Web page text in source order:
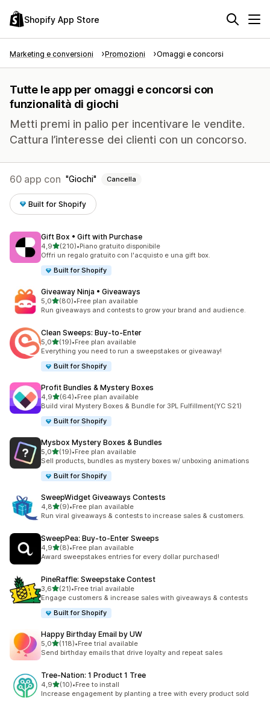
Shopify App Store
Marketing e conversioni Promozioni Omaggi e concorsi
Tutte le app per omaggi e concorsi con
funzionalità di giochi
Metti premi in palio per incentivare le vendite.
Cattura l’interesse dei clienti con un concorso.
60 app con Giochi Cancella
Built for Shopify
Gift Box • Gift with Purchase
4,9stelle su 5
(210)
210 recensioni totali
•Piano gratuito disponibile
Offri un regalo gratuito con l'acquisto e una gift box.
Built for Shopify
Giveaway Ninja • Giveaways
5,0stelle su 5
(80)
80 recensioni totali
•Free plan available
Run giveaways and contests to grow your brand and audience.
Clean Sweeps: Buy‑to‑Enter
5,0stelle su 5
(19)
19 recensioni totali
•Free plan available
Everything you need to run a sweepstakes or giveaway!
Built for Shopify
Profit Bundles & Mystery Boxes
4,9stelle su 5
(64)
64 recensioni totali
•Free plan available
Build viral Mystery Boxes & Bundle for 3PL Fulfillment(YC S21)
Built for Shopify
Mysbox Mystery Boxes & Bundles
5,0stelle su 5
(19)
19 recensioni totali
•Free plan available
Sell products, bundles as mystery boxes w/ unboxing animations
Built for Shopify
SweepWidget Giveaways Contests
4,8stelle su 5
(9)
9 recensioni totali
•Free plan available
Run viral giveaways & contests to increase sales & customers.
SweepPea: Buy‑to‑Enter Sweeps
4,9stelle su 5
(8)
8 recensioni totali
•Free plan available
Award sweepstakes entries for every dollar purchased!
PineRaffle: Sweepstake Contest
3,6stelle su 5
(21)
21 recensioni totali
•Free trial available
Engage customers & increase sales with giveaways & contests
Built for Shopify
Happy Birthday Email by UW
5,0stelle su 5
(118)
118 recensioni totali
•Free trial available
Send birthday emails that drive loyalty and repeat sales
Tree‑Nation: 1 Product 1 Tree
4,9stelle su 5
(10)
10 recensioni totali
•Free to install
Increase engagement by planting a tree with every product sold